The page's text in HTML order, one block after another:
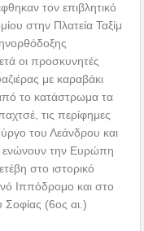
τον επιβλητικό
στην Πλατεία Ταξίμ
οι προσκυνητές
με καραβάκι
το κατάστρωμα τα
τις περίφημες
του Λεάνδρου και
ενώνουν την Ευρώπη
στο ιστορικό
Ιππόδρομο και στο
Σοφίας (6ος αι.)